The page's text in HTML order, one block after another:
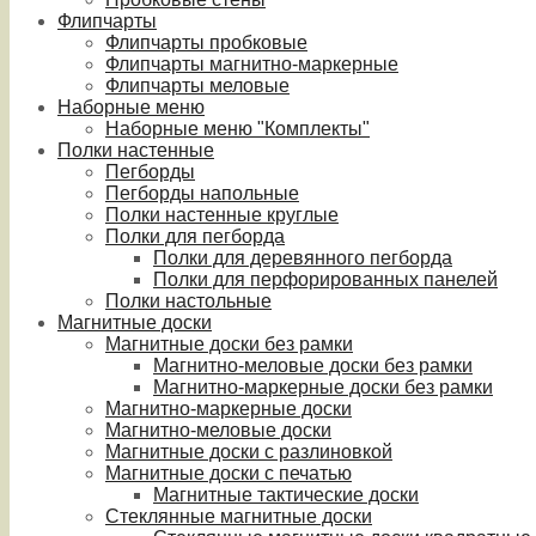
Флипчарты
Флипчарты пробковые
Флипчарты магнитно-маркерные
Флипчарты меловые
Наборные меню
Наборные меню "Комплекты"
Полки настенные
Пегборды
Пегборды напольные
Полки настенные круглые
Полки для пегборда
Полки для деревянного пегборда
Полки для перфорированных панелей
Полки настольные
Магнитные доски
Магнитные доски без рамки
Магнитно-меловые доски без рамки
Магнитно-маркерные доски без рамки
Магнитно-маркерные доски
Магнитно-меловые доски
Магнитные доски с разлиновкой
Магнитные доски с печатью
Магнитные тактические доски
Стеклянные магнитные доски